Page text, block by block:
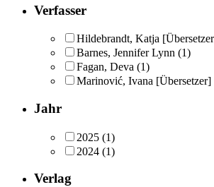
Verfasser
Hildebrandt, Katja
Barnes, Jennifer Lynn (1)
Fagan, Deva (1)
Marinović, Ivana [Übersetzer]
Jahr
2025 (1)
2024 (1)
Verlag